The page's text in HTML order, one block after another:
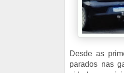
Desde as
parados nas